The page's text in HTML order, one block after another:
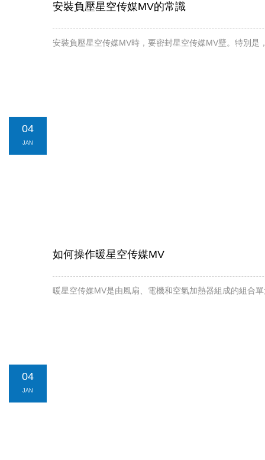
安裝負壓星空传媒MV的常識
安裝負壓星空传媒MV時，要密封星空传媒MV壁。特別是
04
JAN
如何操作暖星空传媒MV
暖星空传媒MV是由風扇、電機和空氣加熱器組成的組合單元
04
JAN